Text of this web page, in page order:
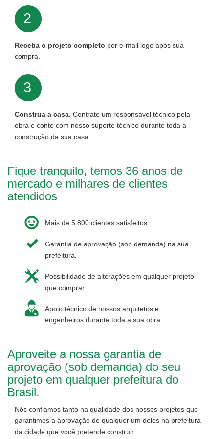
2
Receba o projeto completo por e-mail logo após sua
compra.
3
Construa a casa. Contrate um responsável técnico pela
obra e conte com nosso suporte técnico durante toda a
construção da sua casa.
Fique tranquilo, temos 36 anos de
mercado e milhares de clientes
atendidos
Mais de 5.800 clientes satisfeitos.
Garantia de aprovação (sob demanda) na sua
prefeitura.
Possibilidade de alterações em qualquer projeto
que comprar.
Apoio técnico de nossos arquitetos e
engenheiros durante toda a sua obra.
Aproveite a nossa garantia de
aprovação (sob demanda) do seu
projeto em qualquer prefeitura do
Brasil.
Nós confiamos tanto na qualidade dos nossos projetos que
garantimos a aprovação de qualquer um deles na prefeitura
da cidade que você pretende construir.